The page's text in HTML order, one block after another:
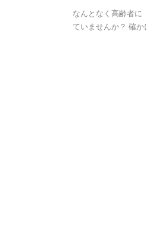
なんとなく高齢者に
ていませんか？ 確